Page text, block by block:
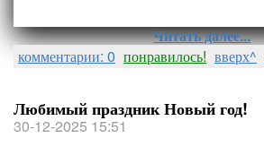
Читать далее...
комментарии: 0 понравилось! вверх^
Любимый праздник Новый год!
30-12-2025 15:51